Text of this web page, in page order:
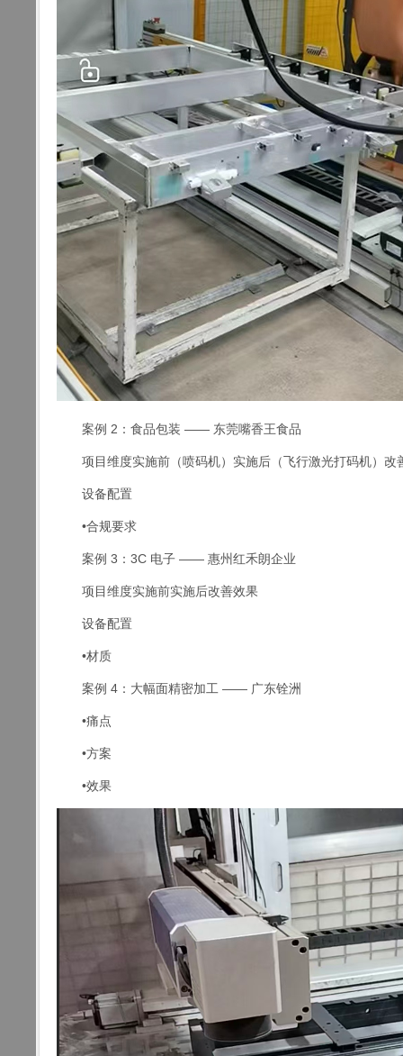
案例 2：食品包装 —— 东莞嘴香王食品
项目维度实施前（喷码机）实施后（飞行激光打码机）改
设备配置
•合规要求
案例 3：3C 电子 —— 惠州红禾朗企业
项目维度实施前实施后改善效果
设备配置
•材质
案例 4：大幅面精密加工 —— 广东铨洲
•痛点
•方案
•效果